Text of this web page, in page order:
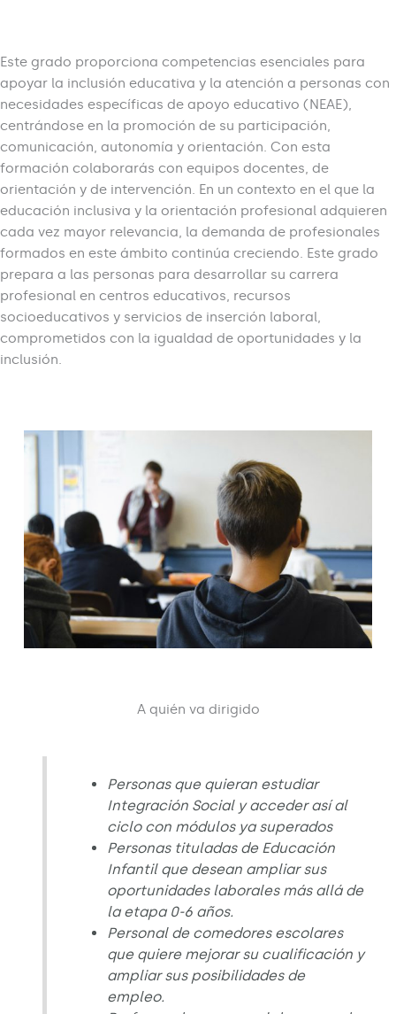
Este grado proporciona competencias esenciales para
apoyar la inclusión educativa y la atención a personas con
necesidades específicas de apoyo educativo (NEAE),
centrándose en la promoción de su participación,
comunicación, autonomía y orientación. Con esta
formación colaborarás con equipos docentes, de
orientación y de intervención. En un contexto en el que la
educación inclusiva y la orientación profesional adquieren
cada vez mayor relevancia, la demanda de profesionales
formados en este ámbito continúa creciendo. Este grado
prepara a las personas para desarrollar su carrera
profesional en centros educativos, recursos
socioeducativos y servicios de inserción laboral,
comprometidos con la igualdad de oportunidades y la
inclusión.
A quién va dirigido
Personas que quieran estudiar
Integración Social y acceder así al
ciclo con módulos ya superados
Personas tituladas de Educación
Infantil que desean ampliar sus
oportunidades laborales más allá de
la etapa 0-6 años.
Personal de comedores escolares
que quiere mejorar su cualificación y
ampliar sus posibilidades de
empleo.